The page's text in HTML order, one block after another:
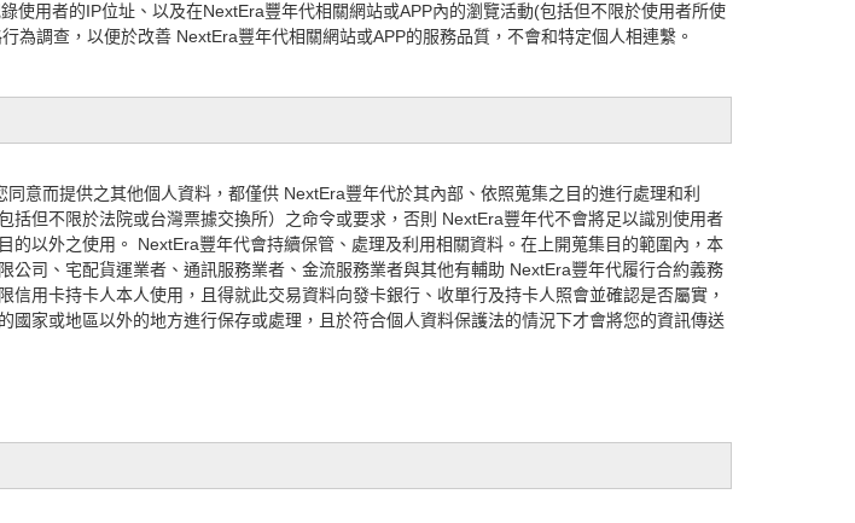
使用者的IP位址、以及在NextEra豐年代相關網站或APP內的瀏覽活動(包括但不限於使用者所使
調查，以便於改善 NextEra豐年代相關網站或APP的服務品質，不會和特定個人相連繫。
意而提供之其他個人資料，都僅供 NextEra豐年代於其內部、依照蒐集之目的進行處理和利
括但不限於法院或台灣票據交換所）之命令或要求，否則 NextEra豐年代不會將足以識別使用者
的以外之使用。 NextEra豐年代會持續保管、處理及利用相關資料。在上開蒐集目的範圍內，本
司、宅配貨運業者、通訊服務業者、金流服務業者與其他有輔助 NextEra豐年代履行合約義務
信用卡持卡人本人使用，且得就此交易資料向發卡銀行、收單行及持卡人照會並確認是否屬實，
國家或地區以外的地方進行保存或處理，且於符合個人資料保護法的情況下才會將您的資訊傳送